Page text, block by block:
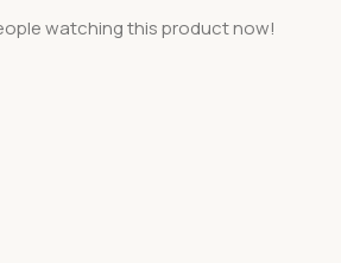
watching this product now!